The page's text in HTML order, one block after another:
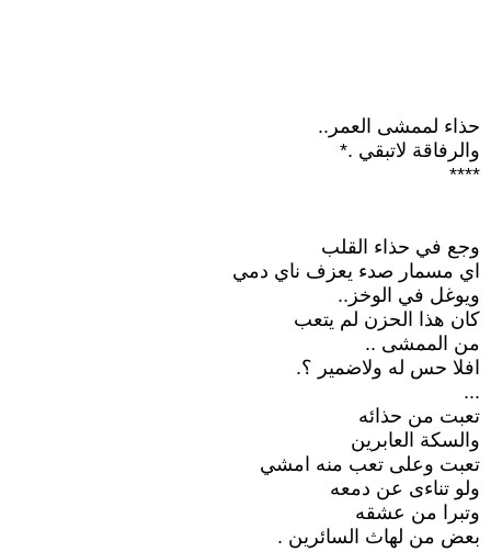
حذاء لممشى العمر..
والرفاقة لاتبقي .*
****
وجع في حذاء القلب
اي مسمار صدء يعزف ناي دمي
ويوغل في الوخز..
كان هذا الحزن لم يتعب
من الممشى ..
افلا حس له ولاضمير ؟.
...
تعبت من حذائه
والسكة العابرين
تعبت وعلى تعب منه امشي
ولو تناءى عن دمعه
وتبرا من عشقه
بعض من لهاث السائرين .